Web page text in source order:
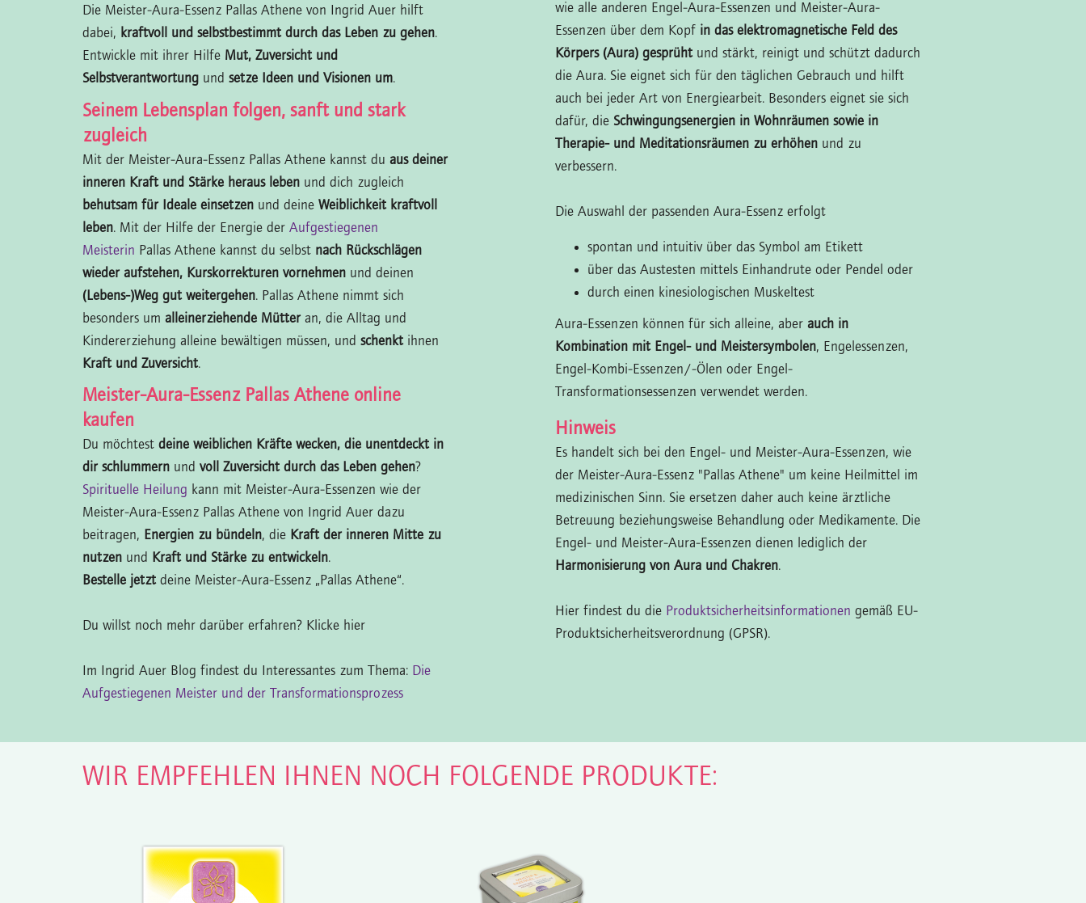
Die Meister-Aura-Essenz Pallas Athene von Ingrid Auer hilft
dabei, kraftvoll und selbstbestimmt durch das Leben zu gehen.
Entwickle mit ihrer Hilfe Mut, Zuversicht und
Selbstverantwortung und setze Ideen und Visionen um.
Seinem Lebensplan folgen, sanft und stark
zugleich
Mit der Meister-Aura-Essenz Pallas Athene kannst du aus deiner
inneren Kraft und Stärke heraus leben und dich zugleich
behutsam für Ideale einsetzen und deine Weiblichkeit kraftvoll
leben. Mit der Hilfe der Energie der Aufgestiegenen
Meisterin Pallas Athene kannst du selbst nach Rückschlägen
wieder aufstehen, Kurskorrekturen vornehmen und deinen
(Lebens-)Weg gut weitergehen. Pallas Athene nimmt sich
besonders um alleinerziehende Mütteran, die Alltag und
Kindererziehung alleine bewältigen müssen, und schenkt ihnen
Kraft und Zuversicht.
Meister-Aura-Essenz Pallas Athene online
kaufen
Du möchtest deine weiblichen Kräfte wecken, die unentdeckt in
dir schlummern und voll Zuversicht durch das Leben gehen?
Spirituelle Heilung kann mit Meister-Aura-Essenzen wie der
Meister-Aura-Essenz Pallas Athene von Ingrid Auer dazu
beitragen, Energien zu bündeln, die Kraft der inneren Mitte zu
nutzen und Kraft und Stärke zu entwickeln.
Bestelle jetztdeine Meister-Aura-Essenz „Pallas Athene“.
Du willst noch mehr darüber erfahren? Klicke hier
Im Ingrid Auer Blog findest du Interessantes zum Thema: Die
Aufgestiegenen Meister und der Transformationsprozess
wie alle anderen Engel-Aura-Essenzen und Meister-Aura-
Essenzen über dem Kopf in das elektromagnetische Feld des
Körpers (Aura) gesprüht und stärkt, reinigt und schützt dadurch
die Aura. Sie eignet sich für den täglichen Gebrauch und hilft
auch bei jeder Art von Energiearbeit. Besonders eignet sie sich
dafür, die Schwingungsenergien in Wohnräumen sowie in
Therapie- und Meditationsräumen zu erhöhen und zu
verbessern.
Die Auswahl der passenden Aura-Essenz erfolgt
spontan und intuitiv über das Symbol am Etikett
über das Austesten mittels Einhandrute oder Pendel oder
durch einen kinesiologischen Muskeltest
Aura-Essenzen können für sich alleine, aber auch in
Kombination mit Engel- und Meistersymbolen, Engelessenzen,
Engel-Kombi-Essenzen/-Ölen oder Engel-
Transformationsessenzen verwendet werden.
Hinweis
Es handelt sich bei den Engel- und Meister-Aura-Essenzen, wie
der Meister-Aura-Essenz "Pallas Athene" um keine Heilmittel im
medizinischen Sinn. Sie ersetzen daher auch keine ärztliche
Betreuung beziehungsweise Behandlung oder Medikamente. Die
Engel- und Meister-Aura-Essenzen dienen lediglich der
Harmonisierung von Aura und Chakren.
Hier findest du die Produktsicherheitsinformationen gemäß EU-
Produktsicherheitsverordnung (GPSR).
WIR EMPFEHLEN IHNEN NOCH FOLGENDE PRODUKTE: